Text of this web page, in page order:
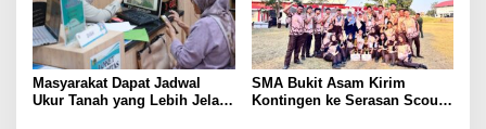
Masyarakat Dapat Jadwal
Ukur Tanah yang Lebih Jelas
SMA Bukit Asam Kirim
Kontingen ke Serasan Scout